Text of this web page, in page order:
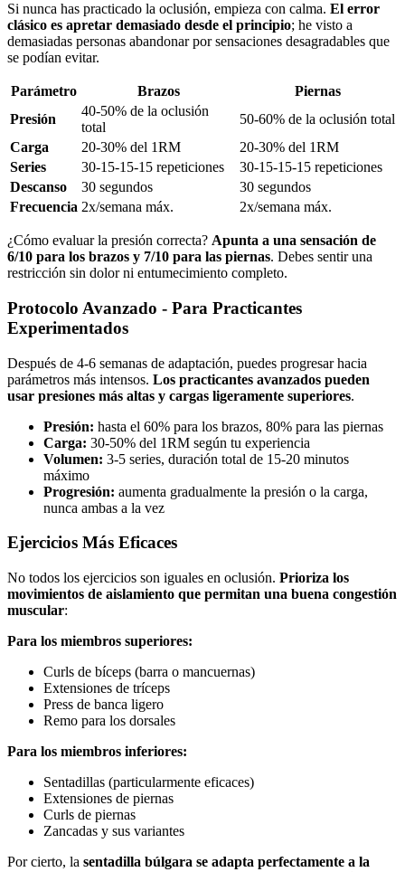
Si nunca has practicado la oclusión, empieza con calma. El error
clásico es apretar demasiado desde el principio; he visto a
demasiadas personas abandonar por sensaciones desagradables que
se podían evitar.
Parámetro Brazos
Piernas
Presión
40-50% de la oclusión
total
50-60% de la oclusión total
Carga
20-30% del 1RM
20-30% del 1RM
Series
30-15-15-15 repeticiones
30-15-15-15 repeticiones
Descanso
30 segundos
30 segundos
Frecuencia 2x/semana máx. 2x/semana máx.
¿Cómo evaluar la presión correcta? Apunta a una sensación de
6/10 para los brazos y 7/10 para las piernas. Debes sentir una
restricción sin dolor ni entumecimiento completo.
Protocolo Avanzado - Para Practicantes
Experimentados
Después de 4-6 semanas de adaptación, puedes progresar hacia
parámetros más intensos. Los practicantes avanzados pueden
usar presiones más altas y cargas ligeramente superiores.
Presión: hasta el 60% para los brazos, 80% para las piernas
Carga: 30-50% del 1RM según tu experiencia
Volumen: 3-5 series, duración total de 15-20 minutos
máximo
Progresión: aumenta gradualmente la presión o la carga,
nunca ambas a la vez
Ejercicios Más Eficaces
No todos los ejercicios son iguales en oclusión. Prioriza los
movimientos de aislamiento que permitan una buena congestión
muscular:
Para los miembros superiores:
Curls de bíceps (barra o mancuernas)
Extensiones de tríceps
Press de banca ligero
Remo para los dorsales
Para los miembros inferiores:
Sentadillas (particularmente eficaces)
Extensiones de piernas
Curls de piernas
Zancadas y sus variantes
Por cierto, la sentadilla búlgara se adapta perfectamente a la